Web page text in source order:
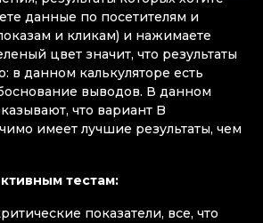
данные по посетителям и
и кликам) и нажимаете
цвет значит, что результаты
в данном калькуляторе есть
выводов. В данном
что вариант B
имеет лучшие результаты, чем
тестам:
показатели, все, что